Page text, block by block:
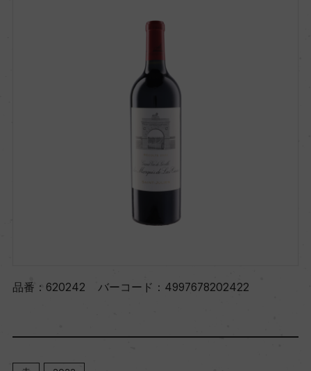
品番： 620242 バーコード： 4997678202422